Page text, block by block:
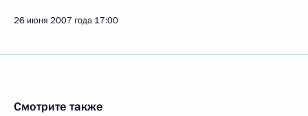
26 июня 2007 года 17:00
Смотрите также